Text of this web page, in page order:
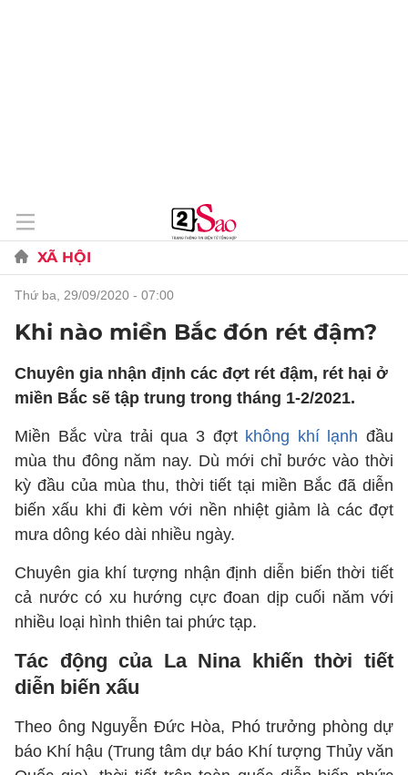
XÃ HỘI
thứ ba, 29/09/2020 - 07:00
Khi nào miền Bắc đón rét đậm?
Chuyên gia nhận định các đợt rét đậm, rét hại ở
miền Bắc sẽ tập trung trong tháng 1-2/2021.
Miền Bắc vừa trải qua 3 đợt không khí lạnh đầu
mùa thu đông năm nay. Dù mới chỉ bước vào thời
kỳ đầu của mùa thu, thời tiết tại miền Bắc đã diễn
biến xấu khi đi kèm với nền nhiệt giảm là các đợt
mưa dông kéo dài nhiều ngày.
Chuyên gia khí tượng nhận định diễn biến thời tiết
cả nước có xu hướng cực đoan dịp cuối năm với
nhiều loại hình thiên tai phức tạp.
Tác động của La Nina khiến thời tiết
diễn biến xấu
Theo ông Nguyễn Đức Hòa, Phó trưởng phòng dự
báo Khí hậu (Trung tâm dự báo Khí tượng Thủy văn